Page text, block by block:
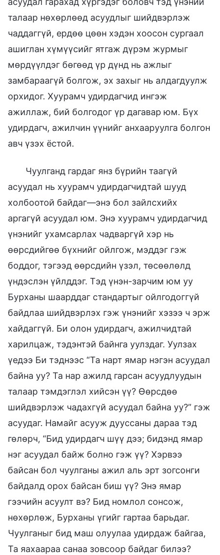
Чуулганд гардаг янз бүрийн таагүй
асуудал нь хуурамч удирдагчидтай шууд
холбоотой байдаг—энэ бол зайлсхийх
аргагүй асуудал юм. Энэ хуурамч удирдагчид
үнэнийг ухамсарлах чадваргүй хэр нь
өөрсдийгөө бүхнийг ойлгож, мэддэг гэж
боддог, тэгээд өөрсдийн үзэл, төсөөлөлд
үндэслэн үйлддэг. Тэд үнэн-зарчим юм уу
Бурханы шаарддаг стандартыг ойлгодоггүй
байдлаа шийдвэрлэх гэж үнэнийг хэзээ ч эрж
хайдаггүй. Би олон удирдагч, ажилчидтай
харилцаж, тэдэнтэй байнга уулздаг. Уулзах
үедээ Би тэднээс “Та нарт ямар нэгэн асуудал
байна уу? Та нар ажилд гарсан асуудлуудын
талаар тэмдэглэл хийсэн үү? Өөрсдөө
шийдвэрлэж чадахгүй асуудал байна уу?” гэж
асуудаг. Намайг асууж дууссаны дараа тэд
гөлөрч, “Бид удирдагч шүү дээ; бидэнд ямар
нэг асуудал байж болно гэж үү? Хэрвээ
байсан бол чуулганы ажил аль эрт зогсонги
байдалд орох байсан биш үү? Энэ ямар
гээчийн асуулт вэ? Бид номлол сонсож,
нөхөрлөж, Бурханы үгийг гартаа барьдаг.
Чуулганыг бид маш олуулаа удирдаж байгаа,
Та яахаараа санаа зовсоор байдаг билээ?